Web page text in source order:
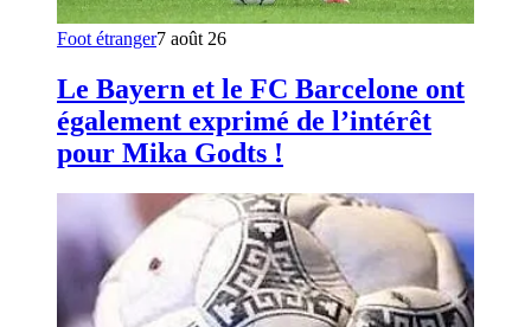
Foot étranger7 août 26
Le Bayern et le FC Barcelone ont
également exprimé de l’intérêt
pour Mika Godts !